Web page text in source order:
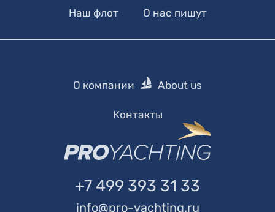
Наш флот О нас пишут
О компании About us
Контакты
+7 499 393 31 33
info@pro-yachting.ru